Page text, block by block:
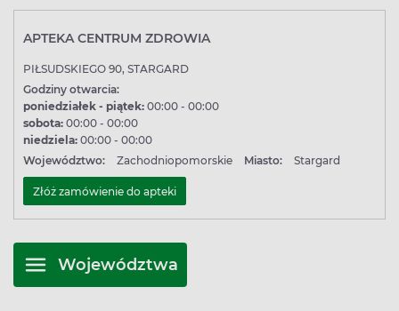
APTEKA CENTRUM ZDROWIA
PIŁSUDSKIEGO 90, STARGARD
Godziny otwarcia:
poniedziałek - piątek: 00:00 - 00:00
sobota: 00:00 - 00:00
niedziela: 00:00 - 00:00
Województwo:
Zachodniopomorskie Miasto: Stargard
Złóż zamówienie do apteki
Województwa